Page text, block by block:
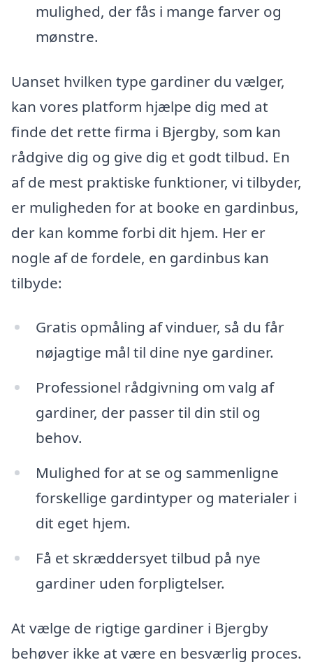
mulighed, der fås i mange farver og
mønstre.
Uanset hvilken type gardiner du vælger,
kan vores platform hjælpe dig med at
finde det rette firma i Bjergby, som kan
rådgive dig og give dig et godt tilbud. En
af de mest praktiske funktioner, vi tilbyder,
er muligheden for at booke en gardinbus,
der kan komme forbi dit hjem. Her er
nogle af de fordele, en gardinbus kan
tilbyde:
Gratis opmåling af vinduer, så du får
nøjagtige mål til dine nye gardiner.
Professionel rådgivning om valg af
gardiner, der passer til din stil og
behov.
Mulighed for at se og sammenligne
forskellige gardintyper og materialer i
dit eget hjem.
Få et skræddersyet tilbud på nye
gardiner uden forpligtelser.
At vælge de rigtige gardiner i Bjergby
behøver ikke at være en besværlig proces.